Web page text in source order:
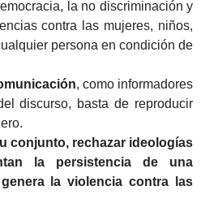
la no discriminación y
contra las mujeres, niños,
persona en condición de
ón, como informadores
discurso, basta de reproducir
conjunto, rechazar ideologías
la persistencia de una
la violencia contra las